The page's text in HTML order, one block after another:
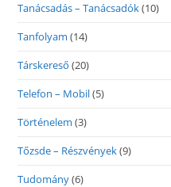
Tanácsadás – Tanácsadók(10)
Tanfolyam (14)
Társkereső (20)
Telefon – Mobil(5)
Történelem (3)
Tőzsde – Részvények(9)
Tudomány(6)